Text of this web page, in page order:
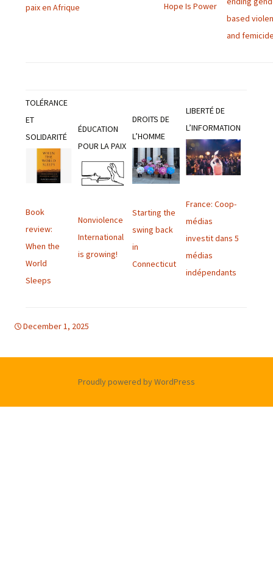
paix en Afrique
Hope Is Power
based
and
TOLÉRANCE
ET
SOLIDARITÉ
Book
review:
When the
World
Sleeps
ÉDUCATION
POUR LA PAIX
Nonviolence
International
is growing!
DROITS DE
L’HOMME
Starting the
swing back
in
Connecticut
LIBERTÉ DE
L’INFORMATION
France: Coop-
médias
investit dans 5
médias
indépendants
December 1, 2025
Proudly powered by WordPress